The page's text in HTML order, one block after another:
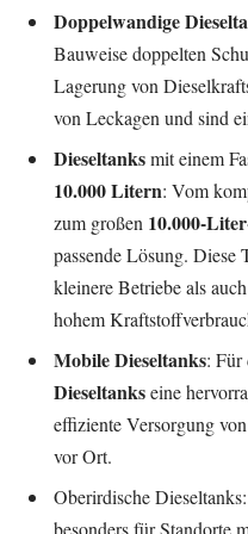
Doppelwandige
Bauweise doppelten
Lagerung von
von Leckagen und sind
Dieseltanksmit einem
10.000 Litern: Vom
zum großen 10.000-
passende Lösung. Diese
kleinere Betriebe als
hohem
Mobile Dieseltanks: Für
Dieseltankseine
effiziente Versorgung
vor Ort.
Oberirdische
besonders für Standorte